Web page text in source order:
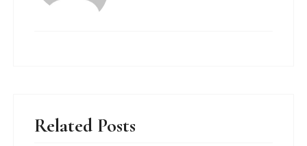
Related Posts